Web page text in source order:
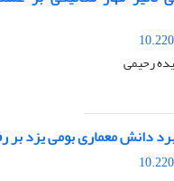
رحیمی
دانش معماری بومی یزد